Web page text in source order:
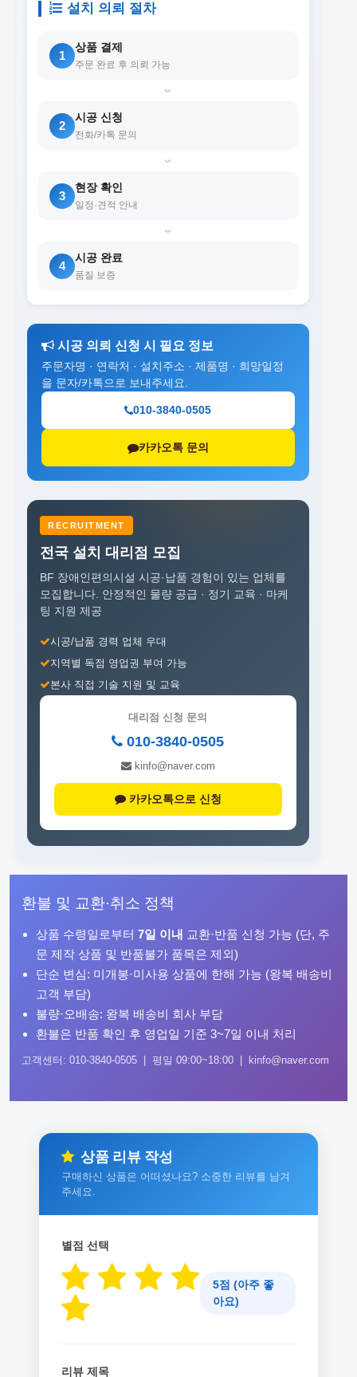
설치 의뢰 절차
1
상품 결제
주문 완료 후 의뢰 가능
›
2
시공 신청
전화/카톡 문의
›
3
현장 확인
일정·견적 안내
›
4
시공 완료
품질 보증
시공 의뢰 신청 시 필요 정보
주문자명 · 연락처 · 설치주소 · 제품명 · 희망일정
을 문자/카톡으로 보내주세요.
010-3840-0505
카카오톡 문의
RECRUITMENT
전국 설치 대리점 모집
BF 장애인편의시설 시공·납품 경험이 있는 업체를
모집합니다. 안정적인 물량 공급 · 정기 교육 · 마케
팅 지원 제공
시공/납품 경력 업체 우대
지역별 독점 영업권 부여 가능
본사 직접 기술 지원 및 교육
대리점 신청 문의
010-3840-0505
kinfo@naver.com
카카오톡으로 신청
환불 및 교환·취소 정책
상품 수령일로부터 7일 이내 교환·반품 신청 가능 (단, 주
문 제작 상품 및 반품불가 품목은 제외)
단순 변심: 미개봉·미사용 상품에 한해 가능 (왕복 배송비
고객 부담)
불량·오배송: 왕복 배송비 회사 부담
환불은 반품 확인 후 영업일 기준 3~7일 이내 처리
고객센터: 010-3840-0505 | 평일 09:00~18:00 | kinfo@naver.com
상품 리뷰 작성
구매하신 상품은 어떠셨나요? 소중한 리뷰를 남겨
주세요.
별점 선택
5점 (아주 좋
아요)
리뷰 제목